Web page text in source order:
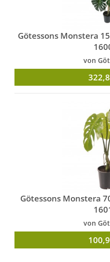
Götessons Monstera
von
Götessons Monstera
von